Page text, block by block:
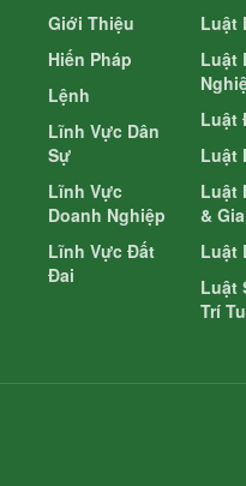
Giới Thiệu
Hiến Pháp
Lệnh
Lĩnh Vực Dân
Sự
Lĩnh Vực
Doanh Nghiệp
Lĩnh Vực Đất
Đai
Luật
Luật
Luật
Luật
Luật
&
Luật
Luật
Trí